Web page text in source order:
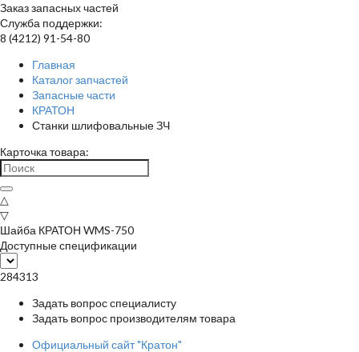
Заказ запасных частей
Служба поддержки:
8 (4212) 91-54-80
Главная
Каталог запчастей
Запасные части
КРАТОН
Станки шлифовальные ЗЧ
Карточка товара:
△
▽
Шайба КРАТОН WMS-750
Доступные спецификации
284313
Задать вопрос специалисту
Задать вопрос производителям товара
Официальный сайт "Кратон"